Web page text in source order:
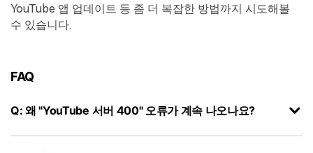
YouTube 앱 업데이트 등 좀 더 복잡한 방법까지 시도해볼
수 있습니다.
FAQ
Q: 왜 "YouTube 서버 400" 오류가 계속 나오나요?